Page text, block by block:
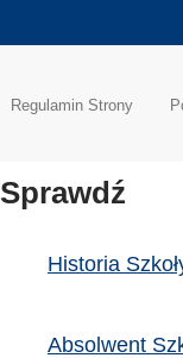
Regulamin Strony
Sprawdź
Historia
Absolwent